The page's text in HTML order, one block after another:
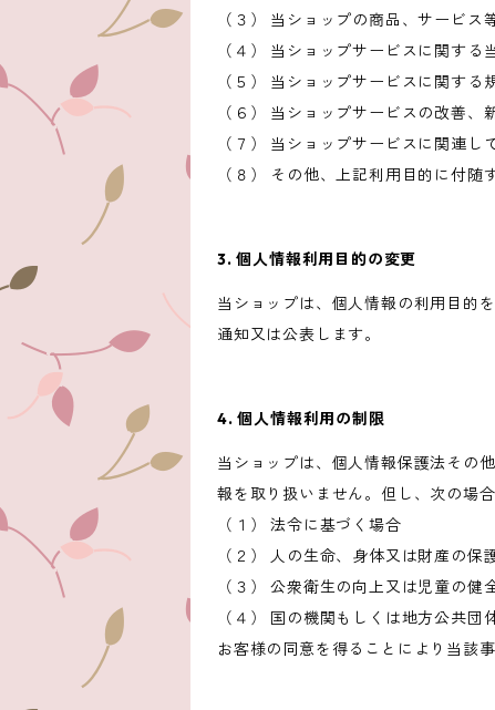
（３） 当ショップの商品、サービス
（４） 当ショップサービスに関す
（５） 当ショップサービスに関す
（６） 当ショップサービスの改善
（７） 当ショップサービスに関連
（８） その他、上記利用目的に付随
3. 個人情報利用目的の変更
当ショップは、個人情報の利用目的
通知又は公表します。
4. 個人情報利用の制限
当ショップは、個人情報保護法その
報を取り扱いません。但し、次の場
（１） 法令に基づく場合
（２） 人の生命、身体又は財産の
（３） 公衆衛生の向上又は児童の
（４） 国の機関もしくは地方公共
お客様の同意を得ることにより当該